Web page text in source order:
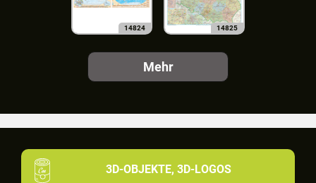
14824 14825
Mehr
3D-OBJEKTE, 3D-LOGOS